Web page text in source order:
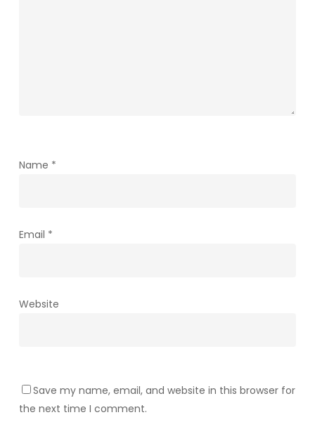
Name *
Email *
Website
Save my name, email, and website in this browser for
the next time I comment.